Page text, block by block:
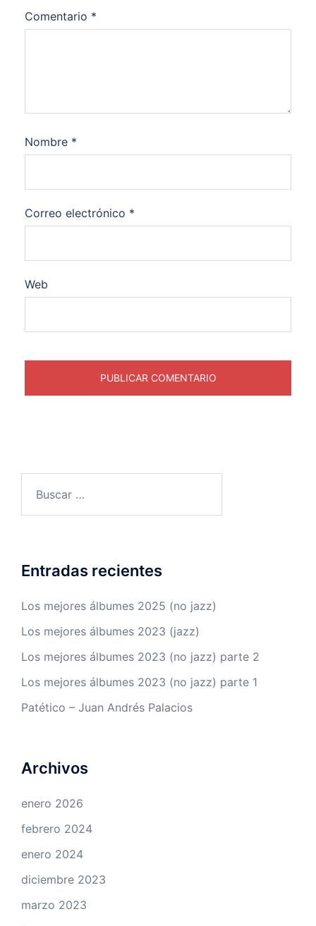
Comentario *
Nombre *
Correo electrónico *
Web
Entradas recientes
Los mejores álbumes 2025 (no jazz)
Los mejores álbumes 2023 (jazz)
Los mejores álbumes 2023 (no jazz) parte 2
Los mejores álbumes 2023 (no jazz) parte 1
Patético – Juan Andrés Palacios
Archivos
enero 2026
febrero 2024
enero 2024
diciembre 2023
marzo 2023